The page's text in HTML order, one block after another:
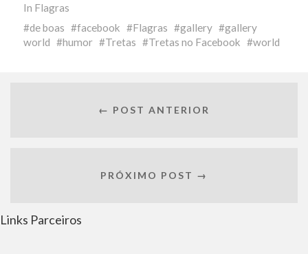
In Flagras
de boas
facebook Flagras gallery
gallery
world
humor Tretas Tretas no Facebook world
← POST ANTERIOR
PRÓXIMO POST →
Links Parceiros